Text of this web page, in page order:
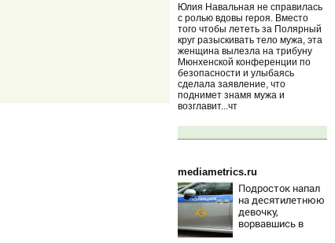
Юлия Навальная не справилась
с ролью вдовы героя. Вместо
того чтобы лететь за Полярный
круг разыскивать тело мужа, эта
женщина вылезла на трибуну
Мюнхенской конференции по
безопасности и улыбаясь
сделала заявление, что
поднимет знамя мужа и
возглавит...чт
mediametrics.ru
Подросток напал
на десятилетнюю
девочку,
ворвавшись в